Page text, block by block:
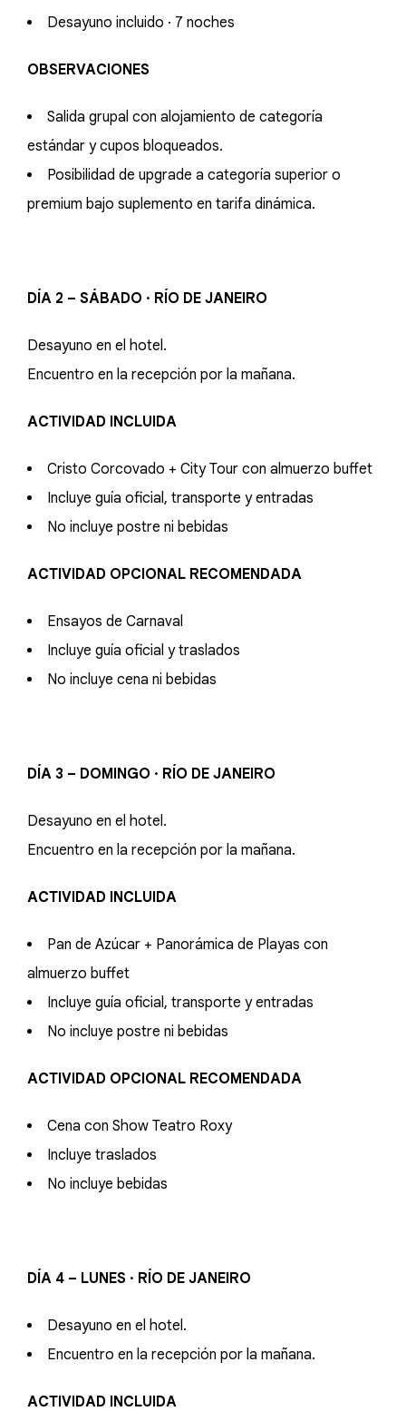
Desayuno incluido · 7 noches
OBSERVACIONES
Salida grupal con alojamiento de categoría
estándar y cupos bloqueados.
Posibilidad de upgrade a categoría superior o
premium bajo suplemento en tarifa dinámica.
DÍA 2 – SÁBADO · RÍO DE JANEIRO
Desayuno en el hotel.
Encuentro en la recepción por la mañana.
ACTIVIDAD INCLUIDA
Cristo Corcovado + City Tour con almuerzo buffet
Incluye guía oficial, transporte y entradas
No incluye postre ni bebidas
ACTIVIDAD OPCIONAL RECOMENDADA
Ensayos de Carnaval
Incluye guía oficial y traslados
No incluye cena ni bebidas
DÍA 3 – DOMINGO · RÍO DE JANEIRO
Desayuno en el hotel.
Encuentro en la recepción por la mañana.
ACTIVIDAD INCLUIDA
Pan de Azúcar + Panorámica de Playas con
almuerzo buffet
Incluye guía oficial, transporte y entradas
No incluye postre ni bebidas
ACTIVIDAD OPCIONAL RECOMENDADA
Cena con Show Teatro Roxy
Incluye traslados
No incluye bebidas
DÍA 4 – LUNES · RÍO DE JANEIRO
Desayuno en el hotel.
Encuentro en la recepción por la mañana.
ACTIVIDAD INCLUIDA